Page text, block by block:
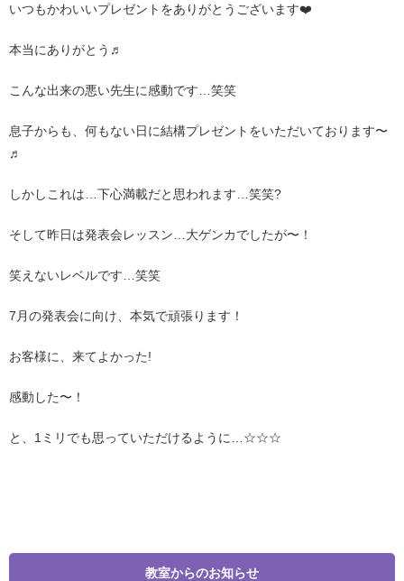
いつもかわいいプレゼントをありがとうございます❤️
本当にありがとう♬
こんな出来の悪い先生に感動です…笑笑
息子からも、何もない日に結構プレゼントをいただいております〜
♬
しかしこれは…下心満載だと思われます…笑笑?
そして昨日は発表会レッスン…大ゲンカでしたが〜！
笑えないレベルです…笑笑
7月の発表会に向け、本気で頑張ります ！
お客様に、来てよかった!
感動した〜！
と、1ミリでも思っていただけるように…☆☆☆
教室からのお知らせ